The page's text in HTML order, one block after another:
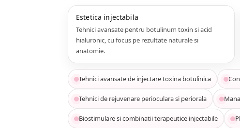
Estetica injectabila
Tehnici avansate pentru botulinum toxin si acid
hialuronic, cu focus pe rezultate naturale si
anatomie.
Tehnici avansate de injectare toxina botulinica
Tehnici de rejuvenare perioculara si periorala
Biostimulare si combinatii terapeutice injectabile